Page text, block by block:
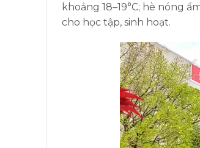
khoảng 18–19°C; hè nóng
cho học tập, sinh hoạt.